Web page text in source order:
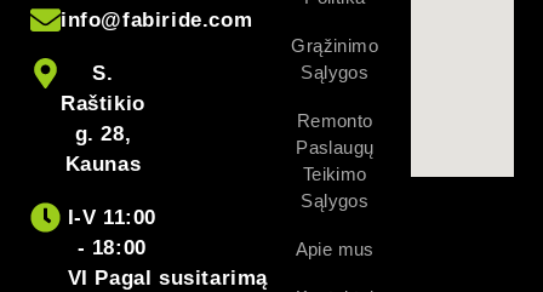
info@fabiride.com
S.
Raštikio
g. 28,
Kaunas
I-V 11:00
- 18:00
VI Pagal susitarimą
Grąžinimo
Sąlygos
Remonto
Paslaugų
Teikimo
Sąlygos
Apie mus